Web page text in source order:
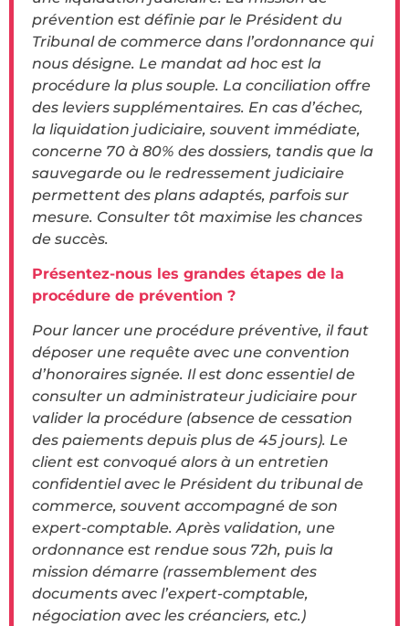
prévention est définie par le Président du
Tribunal de commerce dans l’ordonnance qui
nous désigne. Le mandat ad hoc est la
procédure la plus souple. La conciliation offre
des leviers supplémentaires. En cas d’échec,
la liquidation judiciaire, souvent immédiate,
concerne 70 à 80% des dossiers, tandis que la
sauvegarde ou le redressement judiciaire
permettent des plans adaptés, parfois sur
mesure. Consulter tôt maximise les chances
de succès.
Présentez-nous les grandes étapes de la
procédure de prévention ?
Pour lancer une procédure préventive, il faut
déposer une requête avec une convention
d’honoraires signée. Il est donc essentiel de
consulter un administrateur judiciaire pour
valider la procédure (absence de cessation
des paiements depuis plus de 45 jours). Le
client est convoqué alors à un entretien
confidentiel avec le Président du tribunal de
commerce, souvent accompagné de son
expert-comptable. Après validation, une
ordonnance est rendue sous 72h, puis la
mission démarre (rassemblement des
documents avec l’expert-comptable,
négociation avec les créanciers, etc.)